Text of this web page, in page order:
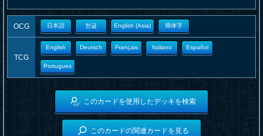
OCG 日本語 한글 English (Asia) 簡体字
TCG
English Deutsch Français Italiano Español
Portugues
このカードを使用したデッキを検索
このカードの関連カードを見る